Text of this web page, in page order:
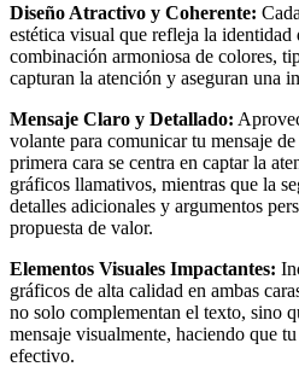
Diseño Atractivo y Coherente:
estética visual que refleja la
combinación armoniosa de colores,
capturan la atención y aseguran una
Mensaje Claro y Detallado:
volante para comunicar tu mensaje
primera cara se centra en captar la
gráficos llamativos, mientras que la
detalles adicionales y argumentos
propuesta de valor.
Elementos Visuales Impactantes:
gráficos de alta calidad en ambas
no solo complementan el texto, sino
mensaje visualmente, haciendo que
efectivo.